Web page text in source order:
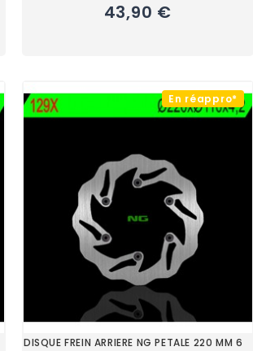
43,90 €
En réappro*
DISQUE FREIN ARRIERE NG PETALE 220 MM 6